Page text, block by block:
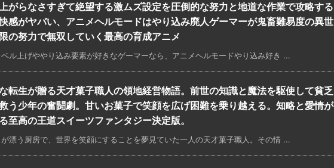
がらなさすぎて絶望する激ムズ設定を圧倒的な努力と地道な作業で攻略する
感がヤバい、アニメヘルモードはやり込み廃人ゲーマーが鬼畜難易度の異世
の努力で無双していく最高の育成アニメ
ル上げややり込み要素が好きなゲーマーなら、アニメヘルモードやり込み好き ...
転生が贈る天才菓子職人の領地経営物語。前世の知識と魔法を駆使して貧乏
う少年の奮闘劇。甘いお菓子で笑顔を広げ困難を乗り越える。知略と愛情が
至高の王道スイーツファンタジー決定版。
漂う厨房で、世界を笑顔にすることを夢見ていた一人の天才菓子職人。その情 ...